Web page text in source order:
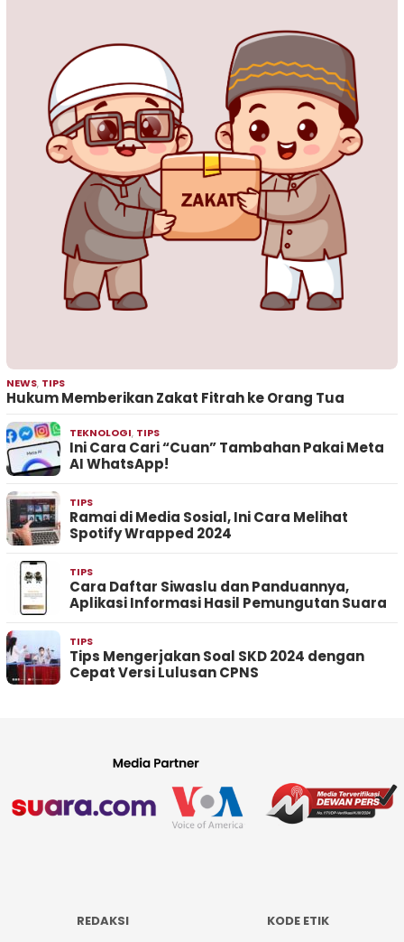
NEWS, TIPS
Hukum Memberikan Zakat Fitrah ke Orang Tua
TEKNOLOGI, TIPS
Ini Cara Cari “Cuan” Tambahan Pakai Meta
AI WhatsApp!
TIPS
Ramai di Media Sosial, Ini Cara Melihat
Spotify Wrapped 2024
TIPS
Cara Daftar Siwaslu dan Panduannya,
Aplikasi Informasi Hasil Pemungutan Suara
TIPS
Tips Mengerjakan Soal SKD 2024 dengan
Cepat Versi Lulusan CPNS
REDAKSI
KODE ETIK